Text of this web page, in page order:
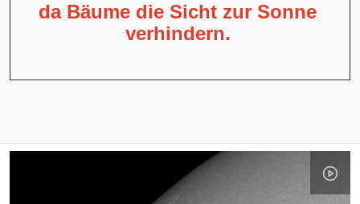
da Bäume die Sicht zur Sonne
verhindern.